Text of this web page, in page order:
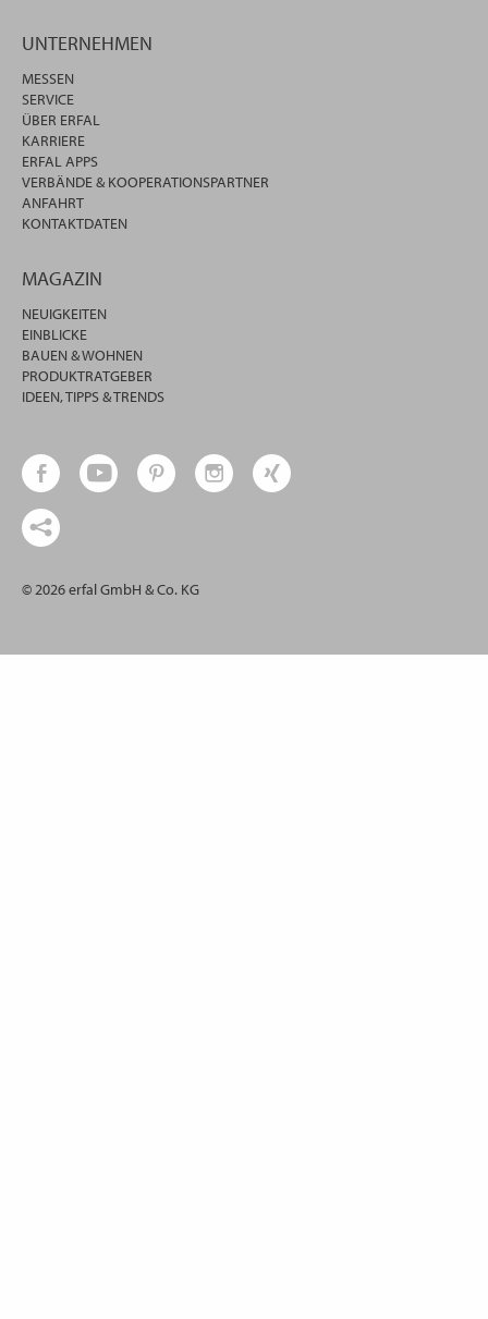
UNTERNEHMEN
MESSEN
SERVICE
ÜBER ERFAL
KARRIERE
ERFAL APPS
VERBÄNDE & KOOPERATIONSPARTNER
ANFAHRT
KONTAKTDATEN
MAGAZIN
NEUIGKEITEN
EINBLICKE
BAUEN & WOHNEN
PRODUKTRATGEBER
IDEEN, TIPPS & TRENDS
© 2026 erfal GmbH & Co. KG